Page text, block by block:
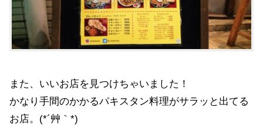
また、いいお店を見つけちゃいました！
かなり手間のかかるパキスタン料理がサラッと出てる
お店。(*´艸｀*)